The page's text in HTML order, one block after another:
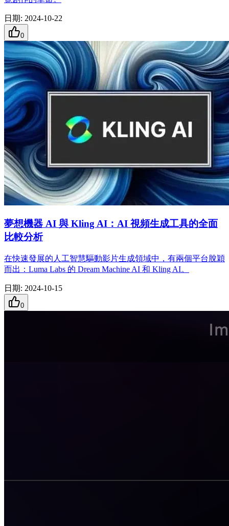
日期: 2024-10-22
0
夢想機器 AI 與 Kling AI：AI 視頻生成工具的全面
比較分析
在快速發展的人工智慧驅動影片生成領域中，有兩個平台脫穎
而出：Luma Labs 的 Dream Machine AI 和 Kling AI。
日期: 2024-10-15
0